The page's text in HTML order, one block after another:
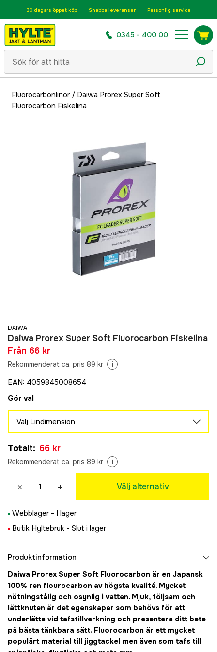
30 dagars öppet köp Snabba leveranser Personlig service
0345 - 400 00
Fluorocarbonlinor/ Daiwa Prorex Super Soft
Fluorocarbon Fiskelina
DAIWA
Daiwa Prorex Super Soft Fluorocarbon Fiskelina
Från 66 kr
Rekommenderat ca. pris 89 kr i
EAN: 4059845008654
Gör val
Välj Lindimension
66 kr
0,30 mm
85 kr
0,33 mm
Tillfälligt slut
73 kr
0,40 mm
0,45 mm
69 kr
0,70 mm
109 kr
1,00 mm
119 kr
Tillfälligt slut
0,90 mm
128 kr
Tillfälligt slut
0,80 mm
119 kr
Totalt: 66 kr
Rekommenderat ca. pris 89 kr i
× + Välj alternativ
Webblager - I lager
Butik Hyltebruk - Slut i lager
Produktinformation
Daiwa Prorex Super Soft Fluorocarbon är en Japansk
100% ren flourocarbon av högsta kvalité. Mycket
nötningstålig och osynlig i vatten. Mjuk, följsam och
lättknuten är det egenskaper som behövs för att
underlätta vid tafstillverkning och presentera ditt bete
på bästa tänkbara sätt. Fluorocarbon är ett mycket
populärt material till jiggtackel men även som tafs till